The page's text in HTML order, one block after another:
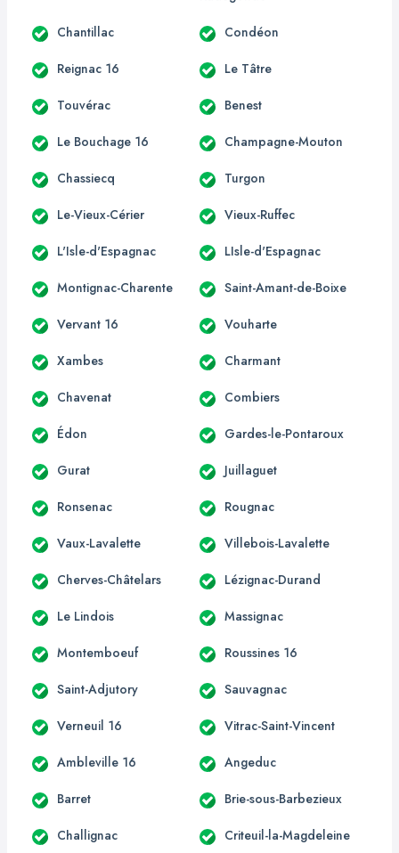
Chantillac Condéon
Reignac 16 Le Tâtre
Touvérac Benest
Le Bouchage 16 Champagne-Mouton
Chassiecq Turgon
Le-Vieux-Cérier Vieux-Ruffec
L'Isle-d'Espagnac LIsle-d'Espagnac
Montignac-Charente Saint-Amant-de-Boixe
Vervant 16 Vouharte
Xambes Charmant
Chavenat Combiers
Édon Gardes-le-Pontaroux
Gurat Juillaguet
Ronsenac Rougnac
Vaux-Lavalette Villebois-Lavalette
Cherves-Châtelars Lézignac-Durand
Le Lindois Massignac
Montemboeuf Roussines 16
Saint-Adjutory Sauvagnac
Verneuil 16 Vitrac-Saint-Vincent
Ambleville 16 Angeduc
Barret Brie-sous-Barbezieux
Challignac Criteuil-la-Magdeleine